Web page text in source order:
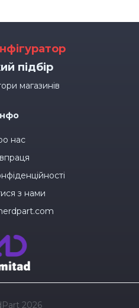
підбір
магазинів
нас
з нами
2026